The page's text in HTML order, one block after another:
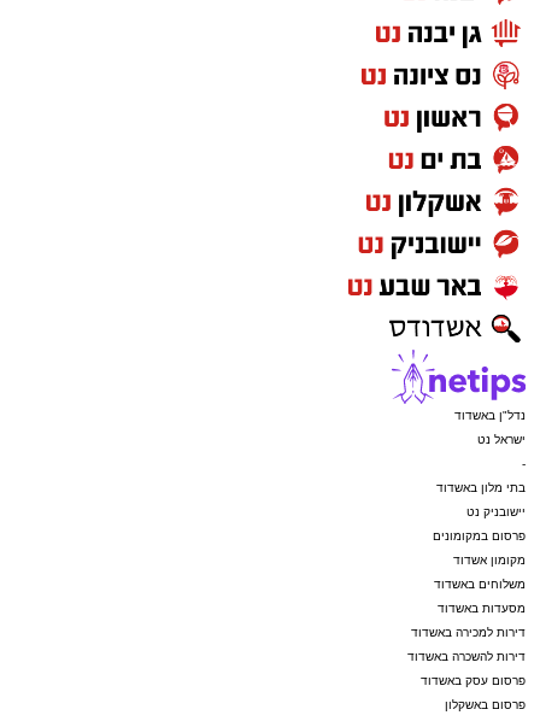
נדל"ן באשדוד
ישראל נט
-
בתי מלון באשדוד
יישובניק נט
פרסום במקומונים
מקומון אשדוד
משלוחים באשדוד
מסעדות באשדוד
דירות למכירה באשדוד
דירות להשכרה באשדוד
פרסום עסק באשדוד
פרסום באשקלון